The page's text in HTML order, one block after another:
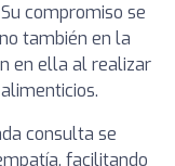
compromiso se
también en la
en ella al realizar
consulta se
facilitando